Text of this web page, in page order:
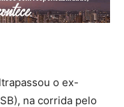
o ex-
na corrida pelo